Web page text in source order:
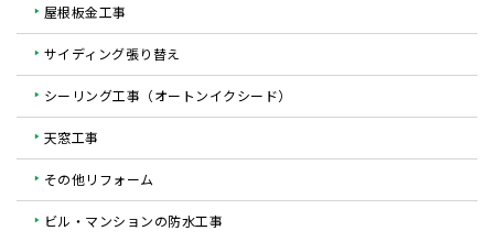
屋根板金工事
サイディング張り替え
シーリング工事（オートンイクシード）
天窓工事
その他リフォーム
ビル・マンションの防水工事